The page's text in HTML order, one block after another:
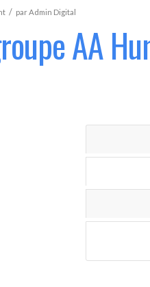
/ parAdmin Digital
AA